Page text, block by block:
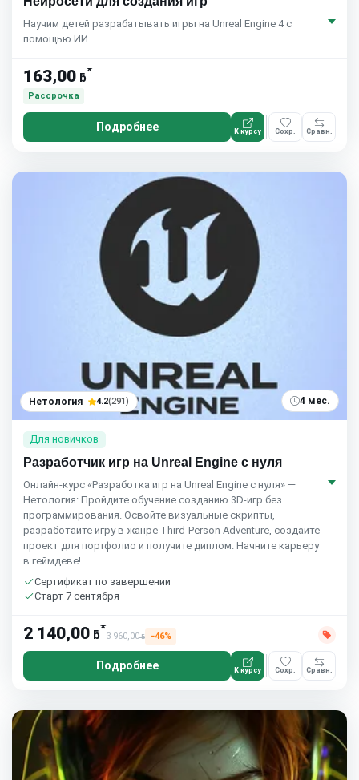
Научим детей разрабатывать игры на Unreal Engine 4 с
помощью ИИ
163,00 ƃ*
Рассрочка
Подробнее К курсу Сохр. Сравн.
Нетология 4.2(291) 4 мес.
Для новичков
Разработчик игр на Unreal Engine с нуля
Онлайн-курс «Разработка игр на Unreal Engine с нуля» —
Нетология: Пройдите обучение созданию 3D-игр без
программирования. Освойте визуальные скрипты,
разработайте игру в жанре Third-Person Adventure, создайте
проект для портфолио и получите диплом. Начните карьеру
в геймдеве!
Сертификат по завершении
Старт 7 сентября
2 140,00 ƃ*
3 960,00ƃ −46%
Подробнее К курсу Сохр. Сравн.